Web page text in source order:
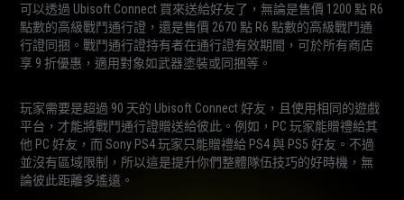
可以透過 Ubisoft Connect 買來送給好友了，無論是售價 1200 點 R6
點數的高級戰鬥通行證，還是售價 2670 點 R6 點數的高級戰鬥通
行證同捆。戰鬥通行證持有者在通行證有效期間，可於所有商店
享 9 折優惠，適用對象如武器塗裝或同捆等。
玩家需要是超過 90 天的 Ubisoft Connect 好友，且使用相同的遊戲
平台，才能將戰鬥通行證贈送給彼此。例如，PC 玩家能贈禮給其
他 PC 好友，而 Sony PS4 玩家只能贈禮給 PS4 與 PS5 好友。不過
並沒有區域限制，所以這是提升你們整體隊伍技巧的好時機，無
論彼此距離多遙遠。